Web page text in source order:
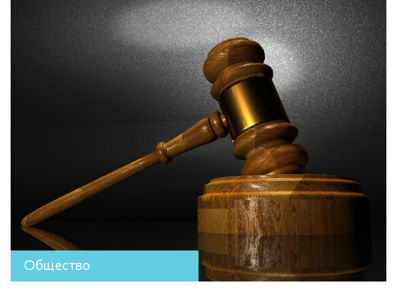
Общество